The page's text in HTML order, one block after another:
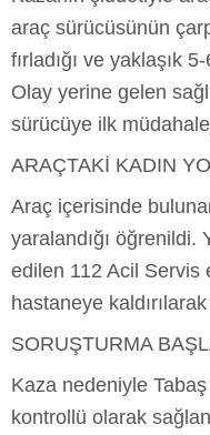
araç sürücüsünün
fırladığı ve yaklaşık
Olay yerine gelen
sürücüye ilk
​ARAÇTAKİ KADIN
​Araç içerisinde
yaralandığı öğrenildi.
edilen 112 Acil Servis
hastaneye
​SORUŞTURMA
Kaza nedeniyle
kontrollü olarak